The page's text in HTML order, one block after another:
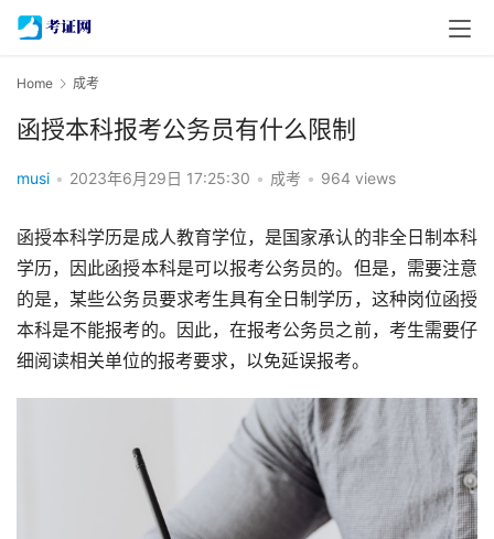
Home 成考
函授本科报考公务员有什么限制
musi • 2023年6月29日 17:25:30 • 成考 • 964 views
函授本科学历是成人教育学位，是国家承认的非全日制本科
学历，因此函授本科是可以报考公务员的。但是，需要注意
的是，某些公务员要求考生具有全日制学历，这种岗位函授
本科是不能报考的。因此，在报考公务员之前，考生需要仔
细阅读相关单位的报考要求，以免延误报考。